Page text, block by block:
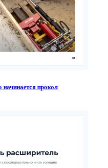
прокол